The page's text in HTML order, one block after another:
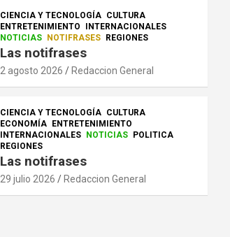
CIENCIA Y TECNOLOGÍA CULTURA
ENTRETENIMIENTO
INTERNACIONALES
NOTICIAS
NOTIFRASES REGIONES
Las notifrases
2 agosto 2026 Redaccion General
CIENCIA Y TECNOLOGÍA CULTURA
ECONOMÍA
ENTRETENIMIENTO
INTERNACIONALES
NOTICIAS
POLITICA
REGIONES
Las notifrases
29 julio 2026 Redaccion General